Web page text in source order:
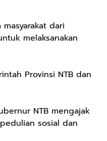
dari
melaksanakan
Provinsi NTB dan
NTB mengajak
sosial dan